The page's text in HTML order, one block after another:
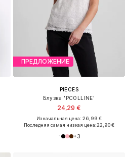
ПРЕДЛОЖЕНИЕ
PIECES
Блузка 'PCOLLINE'
24,29 €
Изначальная цена: 26,99 €
Последняя самая низкая цена:22,90 €
+3